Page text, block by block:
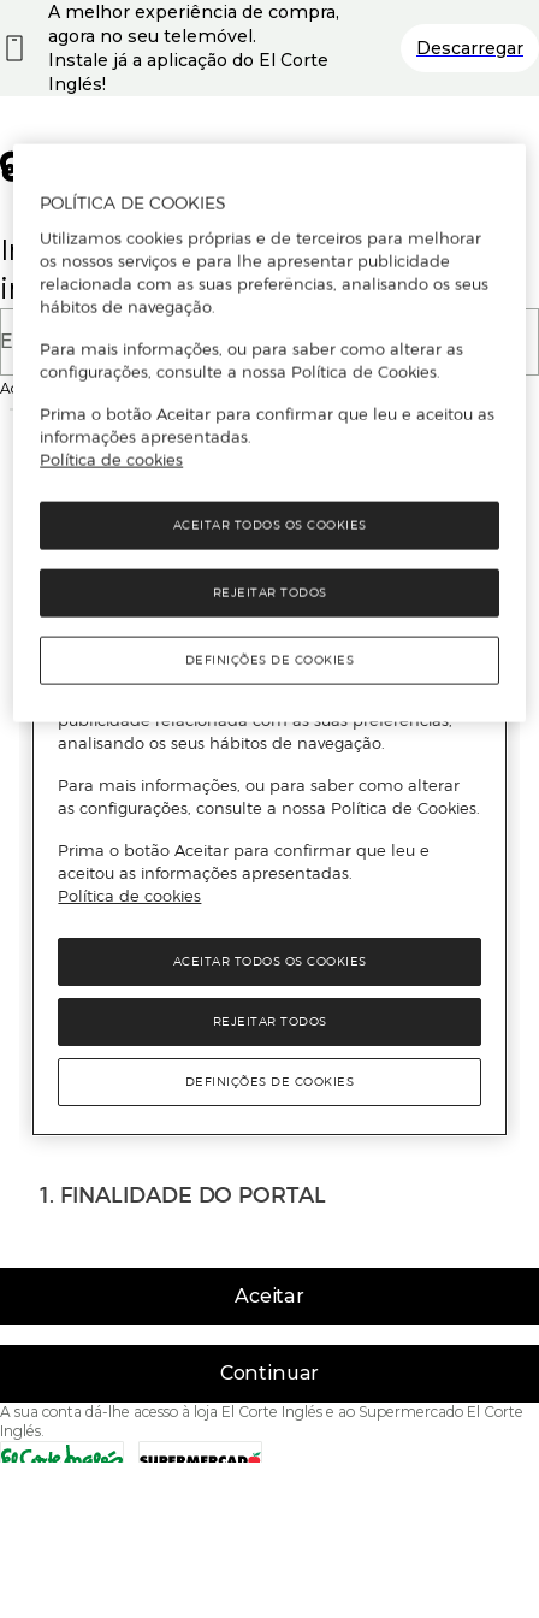
Insira o seu email para se registar ou
iniciar sessão.
E-mail
Ao continuar, aceitas as
Aceitar
Continuar
A sua conta dá-lhe acesso à loja El Corte Inglés e ao Supermercado El Corte
Inglés.
A melhor experiência de compra,
agora no seu telemóvel.
Instale já a aplicação do El Corte
Inglés!
Descarregar
POLÍTICA DE COOKIES
Utilizamos cookies próprias e de terceiros para melhorar
os nossos serviços e para lhe apresentar publicidade
relacionada com as suas preferências, analisando os seus
hábitos de navegação.
Para mais informações, ou para saber como alterar as
configurações, consulte a nossa Política de Cookies.
Prima o botão Aceitar para confirmar que leu e aceitou as
informações apresentadas.
Política de cookies
REJEITAR TODOS
ACEITAR TODOS OS COOKIES
DEFINIÇÕES DE COOKIES